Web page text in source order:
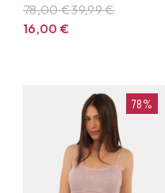
78,00 €39,99€
16,00€
78%